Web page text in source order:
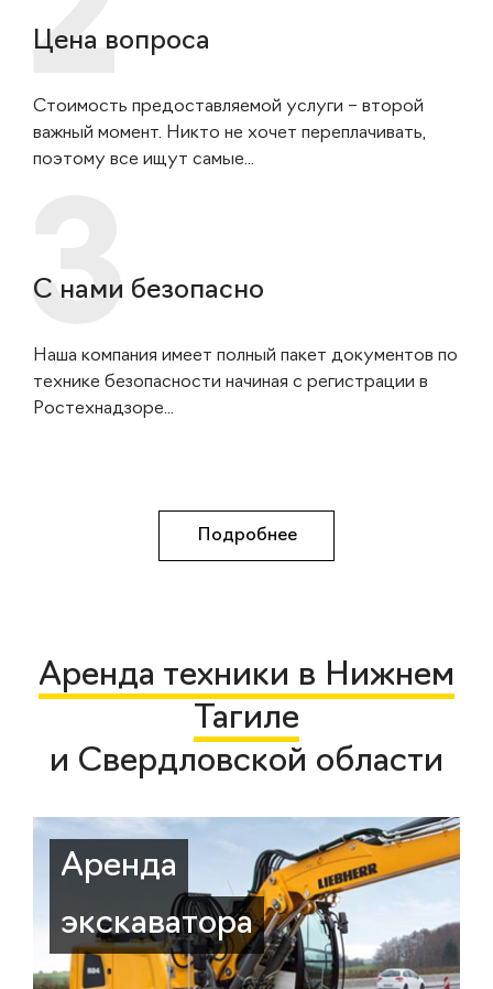
Цена вопроса
Стоимость предоставляемой услуги – второй
важный момент. Никто не хочет переплачивать,
поэтому все ищут самые...
С нами безопасно
Наша компания имеет полный пакет документов по
технике безопасности начиная с регистрации в
Ростехнадзоре...
Подробнее
Аренда техники в Нижнем
Тагиле
и Свердловской области
Аренда
экскаватора